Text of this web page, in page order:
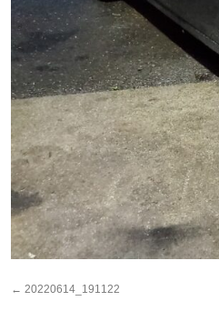
20220614_191122